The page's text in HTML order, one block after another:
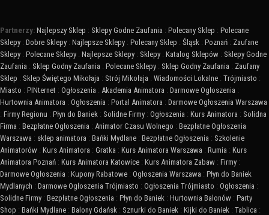
Partnerzy: Najlepszy Sklep : Sklepy Godne Zaufania : Polecany Sklep : Polecane
Sklepy : Dobre Sklepy : Najlepsze Sklepy : Polecany Sklep : Śląsk : Poznań : Zaufane
Sklepy : Polecane Sklepy : Najlepsze Sklepy : Sklepy : Katalog Sklepów : Sklepy Godne
Zaufania : Sklep Godny Zaufania : Polecane Sklepy : Sklep Godny Zaufania : Zaufany
Sklep : Sklep Świętego Mikołaja : Strój Mikołaja : Wiadomości Lokalne : Trójmiasto :
Miasto : PINternet : Ogłoszenia : Akademia Animatora : Darmowe Ogłoszenia :
Hurtownia Animatora : Ogłoszenia : Portal Animatora : Darmowe Ogłoszenia Warszawa
: Firmy Regionu : Płyn do Baniek : Solidne Firmy : Ogłoszenia : Kurs Animatora : Solidna
Firma : Bezpłatne Ogłoszenia : Animator Czasu Wolnego : Bezpłatne Ogłoszenia
Warszawa : sklep animatora : Bańki Mydlane : Bezpłatne Ogłoszenia : Szkolenie
Animatorów : Kurs Animatora : Gratka : Kurs Animatora Warszawa : Rumia : Kurs
Animatora Poznań : Kurs Animatora Katowice : Kurs Animatora Zabaw : Firmy :
Darmowe Ogłoszenia : Kupony Rabatowe : Ogłoszenia Warszawa : Płyn do Baniek
Mydlanych : Darmowe Ogłoszenia Trójmiasto : Ogłoszenia Trójmiasto : Ogłoszenia :
Solidne Firmy : Bezpłatne Ogłoszenia : Płyn do Baniek : Hurtownia Balonów : Party
Shop : Bańki Mydlane : Balony Gdańsk : Sznurki do Baniek : Kijki do Baniek : Tablica :